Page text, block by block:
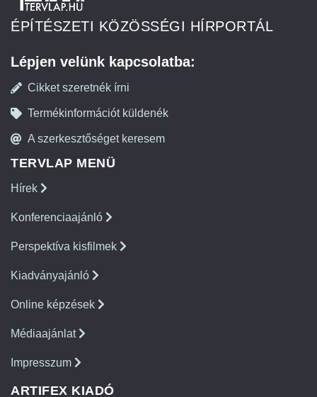
ÉPÍTÉSZETI KÖZÖSSÉGI HÍRPORTÁL
Lépjen velünk kapcsolatba:
Cikket szeretnék írni
Termékinformációt küldenék
A szerkesztőséget keresem
TERVLAP MENÜ
Hírek
Konferenciaajánló
Perspektíva kisfilmek
Kiadványajánló
Online képzések
Médiaajánlat
Impresszum
ARTIFEX KIADÓ